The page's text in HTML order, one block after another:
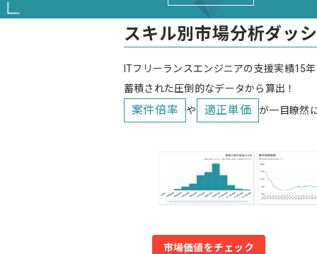
スキル別市場分析ダッ
ITフリーランスエンジニアの支援実績15
蓄積された圧倒的なデータから算出！
案件倍率 や 適正単価 が一目瞭然
市場価値をチェック